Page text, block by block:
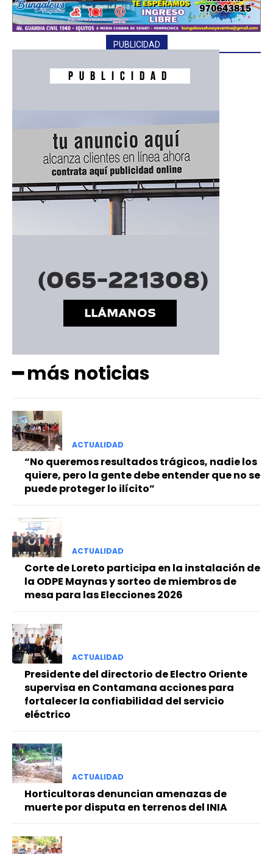
PUBLICIDAD
━ más noticias
ACTUALIDAD
“No queremos resultados trágicos, nadie los
quiere, pero la gente debe entender que no se
puede proteger lo ilícito”
ACTUALIDAD
Corte de Loreto participa en la instalación de
la ODPE Maynas y sorteo de miembros de
mesa para las Elecciones 2026
ACTUALIDAD
Presidente del directorio de Electro Oriente
supervisa en Contamana acciones para
fortalecer la confiabilidad del servicio
eléctrico
ACTUALIDAD
Horticultoras denuncian amenazas de
muerte por disputa en terrenos del INIA